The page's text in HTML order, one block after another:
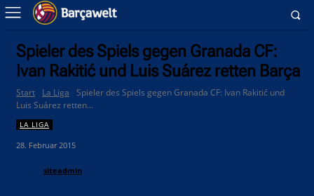
Spieler des Spiels gegen Granada CF:
Ivan Rakitić und Luis Suárez retten Barça
Start La Liga
Spieler des Spiels gegen Granada CF: Ivan Rakitić und
Luis Suárez retten...
LA LIGA
28. Februar 2015
siteadmin